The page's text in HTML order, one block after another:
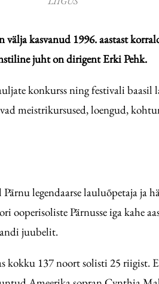
kasvanud 1996. aastast
juht on dirigent Erki Pehk.
konkurss ning festivali
meistrikursused, loengud,
legendaarse lauluõpetaja ja
Pärnusse iga kahe
juubelit.
137 noort solisti 25 riigist.